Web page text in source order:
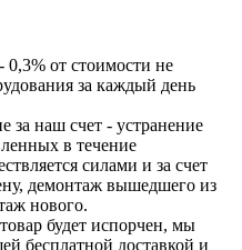
0,3% от стоимости не
за каждый день
за наш счет - устранение
в течение
силами и за счет
демонтаж вышедшего из
нового.
будет испорчен, мы
бесплатной доставкой и